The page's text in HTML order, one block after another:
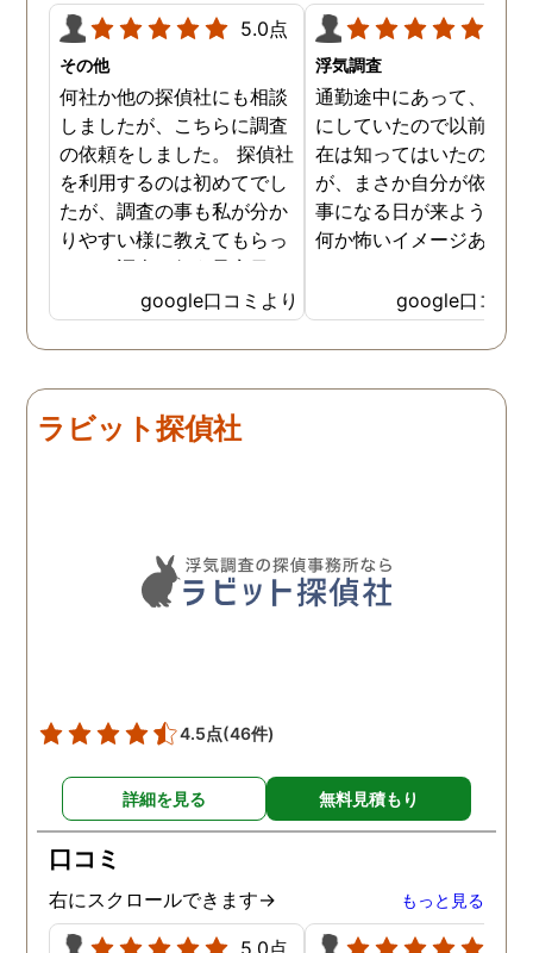
5.0点
その他
何社か他の探偵社にも相談
しましたが、こちらに調査
の依頼をしました。 探偵社
を利用するのは初めてでし
たが、調査の事も私が分か
りやすい様に教えてもらっ
たり、調査を行う予定日は
私の希望を聞いてもらいつ
つ、探偵さんのご意見も取
り入れ、細かく打ち合わせ
た。調査を行った日はその
日の報告を入れてくれたり
聞いて頂いたりと精神的に
も助かりました。 報告書や
調査の動画を見せてもらっ
ケアもしてもらったり色々
とお世話になりました！
google口コミより
浮気調査
通勤途中にあって、毎日
にしていたので以前から
在は知ってはいたのです
が、まさか自分が依頼す
事になる日が来ようと
何か怖いイメージありま
応も良く、安心して相談
きました。 調査後に弁
さんも紹介していただき
した！ありがとうござい
google口コミ
ラビット探偵社
4.5点(46件)
詳細を見る 無料見積もり
口コミ
右にスクロールできます→ もっと見る
5.0点